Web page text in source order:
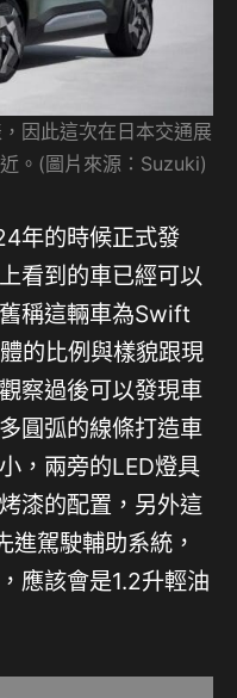
因此這次在日本交通展
。(圖片來源：Suzuki)
年的時候正式發
看到的車已經可以
稱這輛車為Swift
的比例與樣貌跟現
察過後可以發現車
圓弧的線條打造車
，兩旁的LED燈具
漆的配置，另外這
進駕駛輔助系統，
應該會是1.2升輕油